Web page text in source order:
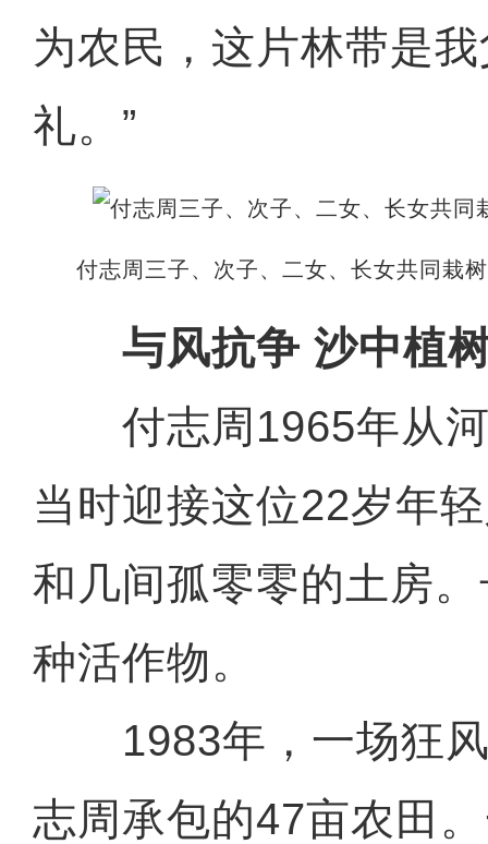
为农民，这片林带是
礼。”
付志周三子、次子、二女、长女共同栽
与风抗争 沙中植
付志周1965年从河
当时迎接这位22岁年
和几间孤零零的土房
种活作物。
1983年，一场狂风
志周承包的47亩农田